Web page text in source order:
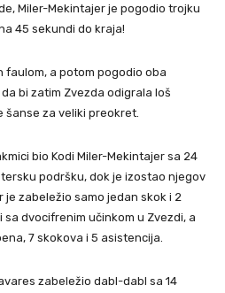
Miler-Mekintajer je pogodio trojku
45 sekundi do kraja!
faulom, a potom pogodio oba
bi zatim Zvezda odigrala loš
šanse za veliki preokret.
bio Kodi Miler-Mekintajer sa 24
podršku, dok je izostao njegov
zabeležio samo jedan skok i 2
dvocifrenim učinkom u Zvezdi, a
7 skokova i 5 asistencija.
zabeležio dabl-dabl sa 14